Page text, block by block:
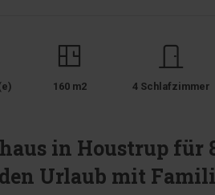
160 m2 4 Schlafzimmer
in Houstrup für
Urlaub mit